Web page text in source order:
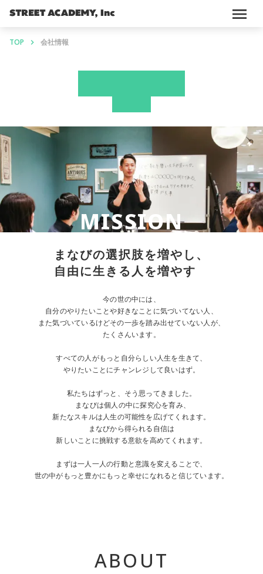
menu
TOP keyboard_arrow_right 会社情報
MISSION
まなびの選択肢を増やし、
自由に生きる人を増やす
今の世の中には、
自分のやりたいことや好きなことに気づいてない人、
また気づいているけどその一歩を踏み出せていない人が、
たくさんいます。
すべての人がもっと自分らしい人生を生きて、
やりたいことにチャンレジして良いはず。
私たちはずっと、そう思ってきました。
まなびは個人の中に探究心を育み、
新たなスキルは人生の可能性を広げてくれます。
まなびから得られる自信は
新しいことに挑戦する意欲を高めてくれます。
まずは一人一人の行動と意識を変えることで、
世の中がもっと豊かにもっと幸せになれると信じています。
ABOUT